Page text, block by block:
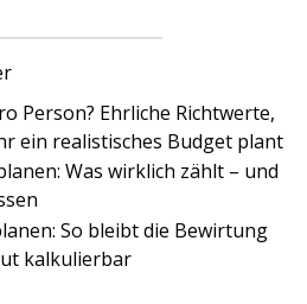
Person? Ehrliche Richtwerte,
ein realistisches Budget plant
Was wirklich zählt – und
So bleibt die Bewirtung
kalkulierbar